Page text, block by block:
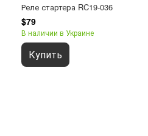
Реле стартера RC19-036
$79
В наличии в Украине
Купить